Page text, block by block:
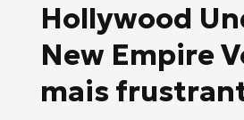
Hollywood
New Empire
mais